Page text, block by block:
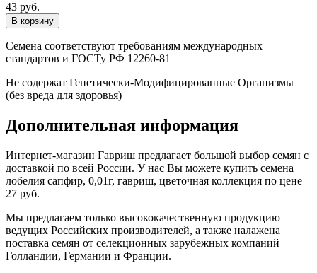
43 руб.
Семена соответствуют требованиям международных
стандартов и ГОСТу РФ 12260-81
Не содержат Генетически-Модифицированные Организмы
(без вреда для здоровья)
Дополнительная информация
Интернет-магазин Гавриш предлагает большой выбор семян с
доставкой по всей России. У нас Вы можете купить семена
лобелия сапфир, 0,01г, гавриш, цветочная коллекция по цене
27 руб.
Мы предлагаем только высококачественную продукцию
ведущих Российских производителей, а также налажена
поставка семян от селекционных зарубежных компаний
Голландии, Германии и Франции.